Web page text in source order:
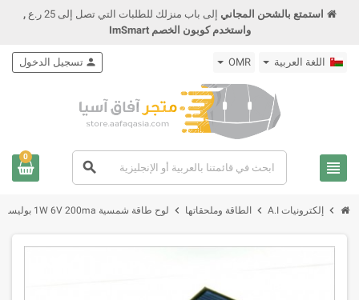
استمتع بالشحن المجاني إلى باب منزلك للطلبات التي تصل إلى 25 ر.ع
,
واستخدم كوبون الخصم ImSmart
اللغة العربية OMR
view_headline
search
person تسجيل الدخول
0
chevron_right إلكترونيات A.I chevron_right الطاقة وملحقاتها chevron_right لوح طاقة شمسية 1W 6V 200ma بوليسيليكون